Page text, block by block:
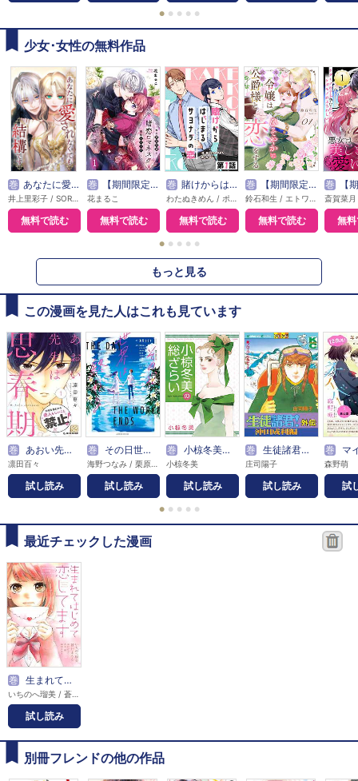
● ● ● ● ●
少女･女性の無料作品
巻 あなたに愛されなくても結構です【タテヨミ】
無料で読む
巻 【期間限定無料】賭恋ロマネスク～大正悪役令嬢と最狂マフィア
花まるこ
無料で読む
巻 賭けからはじまるサヨナラの恋【単話版】
無料で読む
巻 【期間限定無料】本好き令嬢は敏腕公爵様とひそやかに恋をする
無料で読む
巻 【期間限定無
無
● ● ● ● ●
もっと見る
この漫画を見た人はこれも見ています
巻 あおい先生は思春期 プチデザ
凛田百々
試し読み
巻 その日世界は終わる【電子オリジナル特典付き】
試し読み
巻 小椋冬美の総ざらい
小椋冬美
試し読み
巻 生徒諸君！外伝
庄司陽子
試し読み
巻 マイ・フェ
森野萌
試
● ● ● ● ●
最近チェックした漫画
巻 生まれてはじめて恋してます
試し読み
別冊フレンドの他の作品